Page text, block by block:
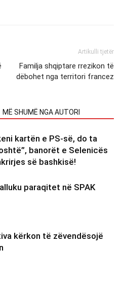
Artikulli tjetër
Familja shqiptare rrezikon të
dëbohet nga territori francez
MË SHUMË NGA AUTORI
kartën e PS-së, do ta
banorët e Selenicës
së bashkisë!
paraqitet në SPAK
kërkon të zëvendësojë